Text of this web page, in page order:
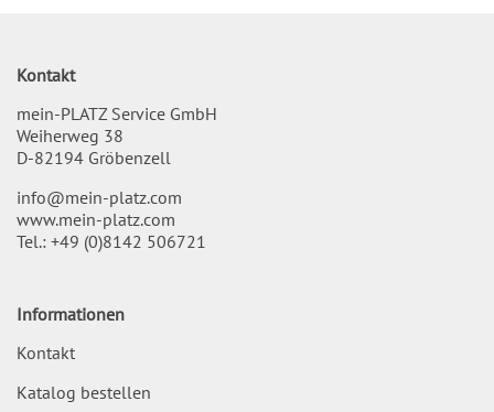
Kontakt
mein-PLATZ Service GmbH
Weiherweg 38
D-82194 Gröbenzell
info@mein-platz.com
www.mein-platz.com
Tel.: +49 (0)8142 506721
Informationen
Kontakt
Katalog bestellen